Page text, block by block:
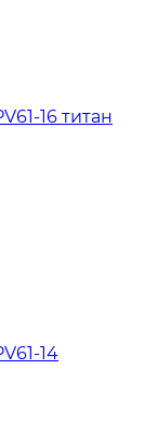
16 титан
14